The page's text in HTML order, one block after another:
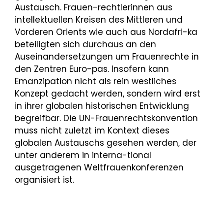
Austausch. Frauen-rechtlerinnen aus
intellektuellen Kreisen des Mittleren und
Vorderen Orients wie auch aus Nordafri-ka
beteiligten sich durchaus an den
Auseinandersetzungen um Frauenrechte in
den Zentren Euro-pas. Insofern kann
Emanzipation nicht als rein westliches
Konzept gedacht werden, sondern wird erst
in ihrer globalen historischen Entwicklung
begreifbar. Die UN-Frauenrechtskonvention
muss nicht zuletzt im Kontext dieses
globalen Austauschs gesehen werden, der
unter anderem in interna-tional
ausgetragenen Weltfrauenkonferenzen
organisiert ist.